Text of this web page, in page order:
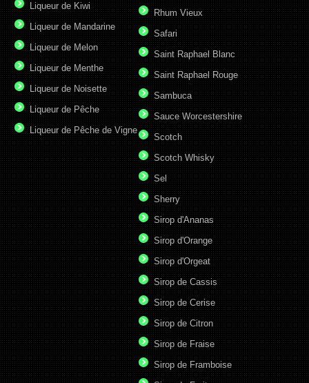
Liqueur de Kiwi
Liqueur de Mandarine
Liqueur de Melon
Liqueur de Menthe
Liqueur de Noisette
Liqueur de Pêche
Liqueur de Pêche de Vigne
Rhum Vieux
Safari
Saint Raphael Blanc
Saint Raphael Rouge
Sambuca
Sauce Worcestershire
Scotch
Scotch Whisky
Sel
Sherry
Sirop d'Ananas
Sirop d'Orange
Sirop d'Orgeat
Sirop de Cassis
Sirop de Cerise
Sirop de Citron
Sirop de Fraise
Sirop de Framboise